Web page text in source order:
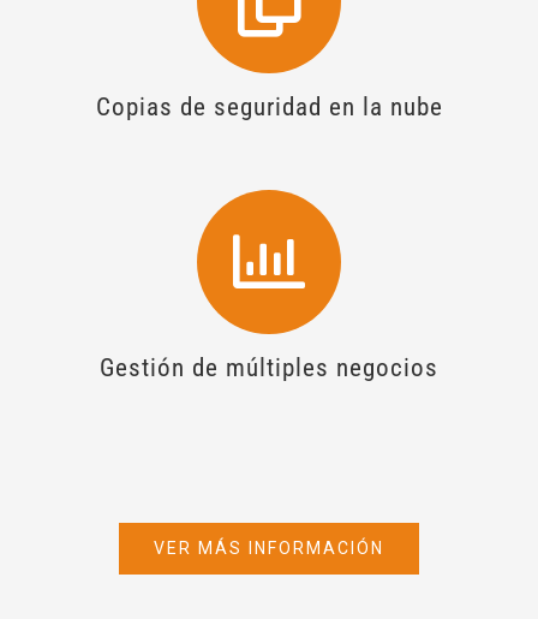
Copias de seguridad en la nube
Gestión de múltiples negocios
VER MÁS INFORMACIÓN